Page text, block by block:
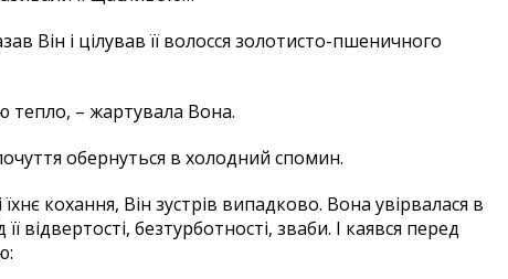
Він і цілував її волосся золотисто-пшеничного
тепло, – жартувала Вона.
обернуться в холодний спомин.
кохання, Він зустрів випадково. Вона увірвалася в
відвертості, безтурботності, зваби. І каявся перед